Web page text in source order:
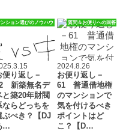
ション選びのノウハウ
便り返し－
新築無名デ
と築20年財閥
ならどっちを
ぶべき？【DJ
…
質問＆お便りへの回答
2024.8.26
お便り返し－
61 普通借地権
のマンションで
気を付けるべき
ポイントはど
こ？【D…